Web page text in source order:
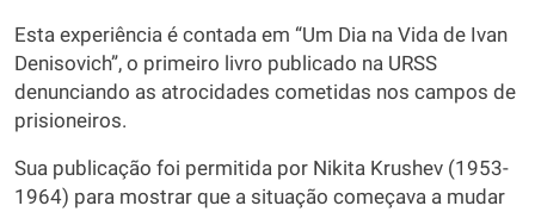
Esta experiência é contada em “Um Dia na Vida de Ivan
Denisovich”, o primeiro livro publicado na URSS
denunciando as atrocidades cometidas nos campos de
prisioneiros.
Sua publicação foi permitida por Nikita Krushev (1953-
1964) para mostrar que a situação começava a mudar